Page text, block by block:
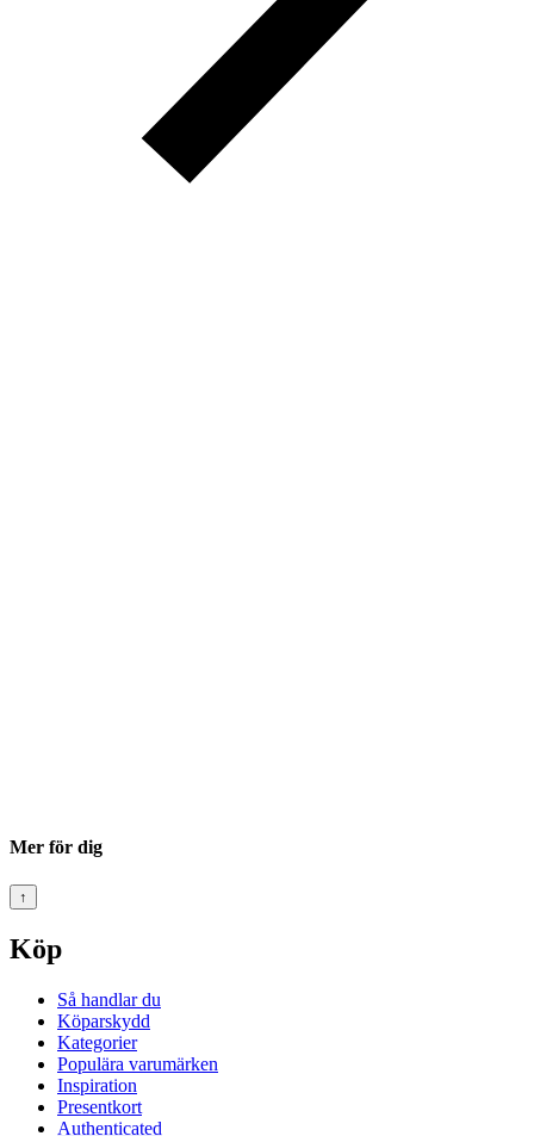
Mer för dig
↑
Köp
Så handlar du
Köparskydd
Kategorier
Populära varumärken
Inspiration
Presentkort
Authenticated